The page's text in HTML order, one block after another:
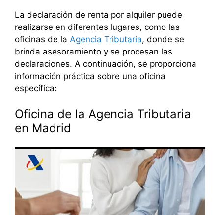
La declaración de renta por alquiler puede
realizarse en diferentes lugares, como las
oficinas de la Agencia Tributaria, donde se
brinda asesoramiento y se procesan las
declaraciones. A continuación, se proporciona
información práctica sobre una oficina
específica:
Oficina de la Agencia Tributaria
en Madrid